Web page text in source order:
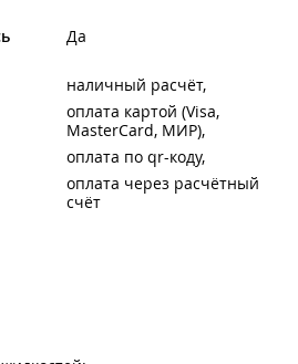
Да
наличный расчёт
оплата картой (Visa,
MasterCard, МИР)
оплата по qr-коду
оплата через расчётный
счёт